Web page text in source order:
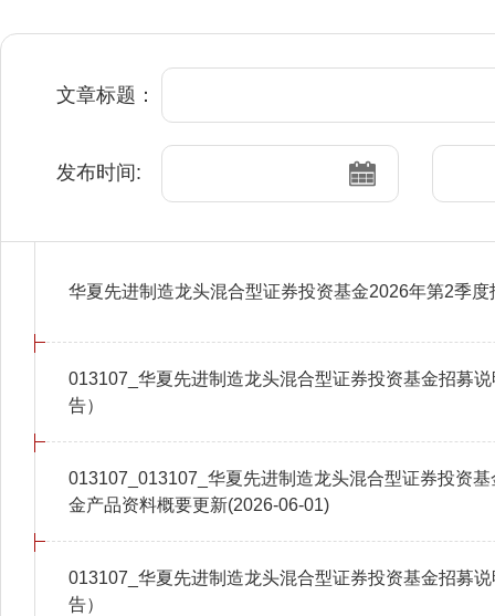
文章标题：
发布时间:
华夏先进制造龙头混合型证券投资基金2026年第2季度
013107_华夏先进制造龙头混合型证券投资基金招募
告）
013107_013107_华夏先进制造龙头混合型证券投资
金产品资料概要更新(2026-06-01)
013107_华夏先进制造龙头混合型证券投资基金招募
告）